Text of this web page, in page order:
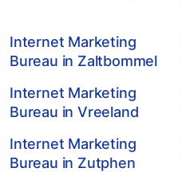
Internet Marketing
Bureau in Zaltbommel
Internet Marketing
Bureau in Vreeland
Internet Marketing
Bureau in Zutphen